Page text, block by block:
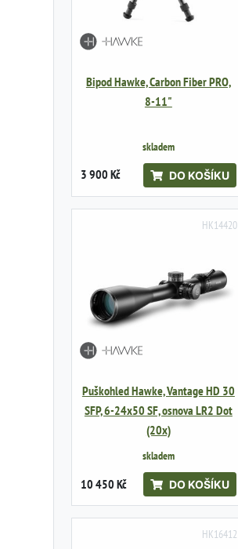
Bipod Hawke, Carbon Fiber PRO,
8-11"
skladem
3 900 Kč DO KOŠÍKU
HK14420
Puškohled Hawke, Vantage HD 30
SFP, 6-24x50 SF, osnova LR2 Dot
(20x)
skladem
10 450 Kč DO KOŠÍKU
HK16412